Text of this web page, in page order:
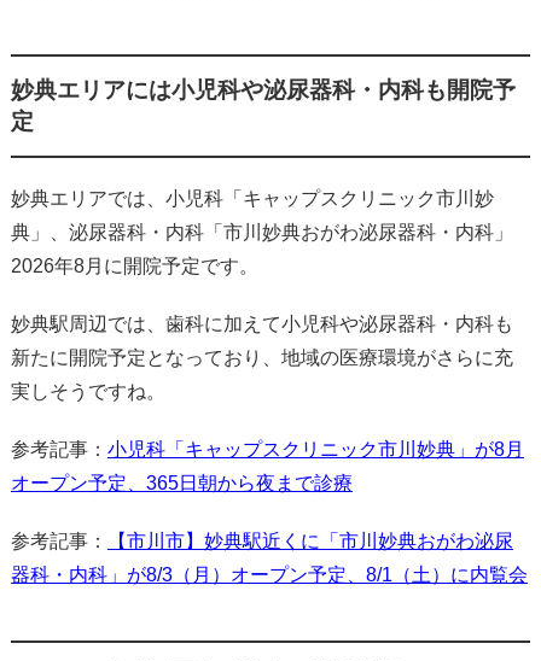
妙典エリアには小児科や泌尿器科・内科も開院予
定
妙典エリアでは、小児科「キャップスクリニック市川妙
典」、泌尿器科・内科「市川妙典おがわ泌尿器科・内科」
2026年8月に開院予定です。
妙典駅周辺では、歯科に加えて小児科や泌尿器科・内科も
新たに開院予定となっており、地域の医療環境がさらに充
実しそうですね。
参考記事： 小児科「キャップスクリニック市川妙典」が8月
オープン予定、365日朝から夜まで診療
参考記事：
【市川市】妙典駅近くに「市川妙典おがわ泌尿
器科・内科」が8/3（月）オープン予定、8/1（土）に内覧会